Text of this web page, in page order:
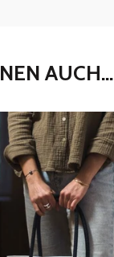
AUCH...